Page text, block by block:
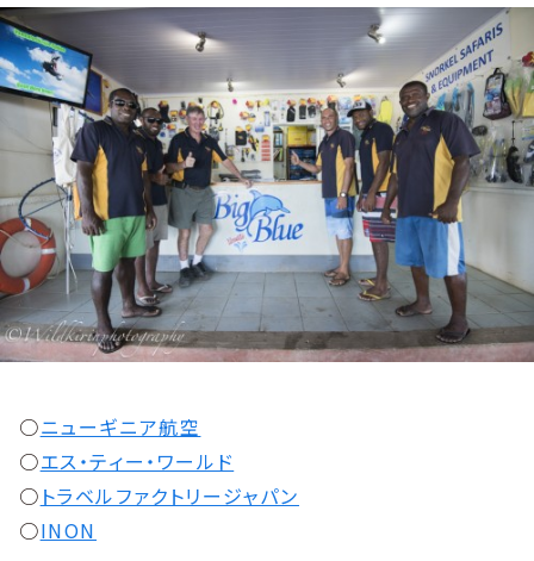
○ニューギニア航空
○エス・ティー・ワールド
○ トラベルファクトリージャパン
○INON